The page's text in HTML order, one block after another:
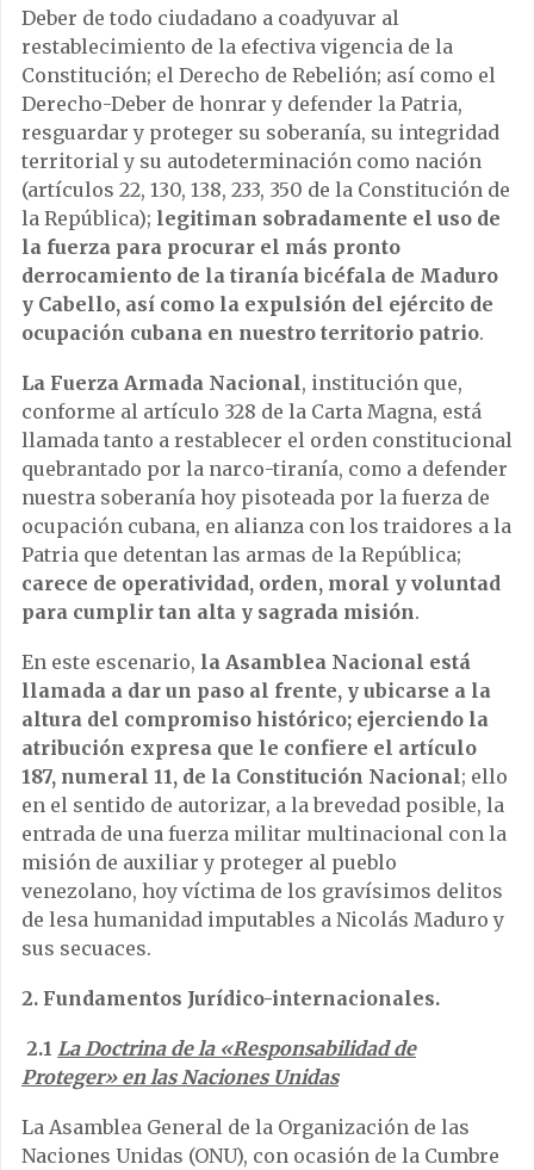
Deber de todo ciudadano a coadyuvar al
restablecimiento de la efectiva vigencia de la
Constitución; el Derecho de Rebelión; así como el
Derecho-Deber de honrar y defender la Patria,
resguardar y proteger su soberanía, su integridad
territorial y su autodeterminación como nación
(artículos 22, 130, 138, 233, 350 de la Constitución de
la República); legitiman sobradamente el uso de
la fuerza para procurar el más pronto
derrocamiento de la tiranía bicéfala de Maduro
y Cabello, así como la expulsión del ejército de
ocupación cubana en nuestro territorio patrio.
La Fuerza Armada Nacional, institución que,
conforme al artículo 328 de la Carta Magna, está
llamada tanto a restablecer el orden constitucional
quebrantado por la narco-tiranía, como a defender
nuestra soberanía hoy pisoteada por la fuerza de
ocupación cubana, en alianza con los traidores a la
Patria que detentan las armas de la República;
carece de operatividad, orden, moral y voluntad
para cumplir tan alta y sagrada misión.
En este escenario, la Asamblea Nacional está
llamada a dar un paso al frente, y ubicarse a la
altura del compromiso histórico; ejerciendo la
atribución expresa que le confiere el artículo
187, numeral 11, de la Constitución Nacional; ello
en el sentido de autorizar, a la brevedad posible, la
entrada de una fuerza militar multinacional con la
misión de auxiliar y proteger al pueblo
venezolano, hoy víctima de los gravísimos delitos
de lesa humanidad imputables a Nicolás Maduro y
sus secuaces.
2. Fundamentos Jurídico-internacionales.
2.1 La Doctrina de la «Responsabilidad de
Proteger» en las Naciones Unidas
La Asamblea General de la Organización de las
Naciones Unidas (ONU), con ocasión de la Cumbre